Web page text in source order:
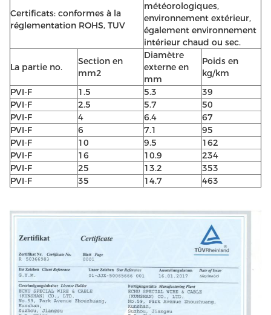
météorologiques,
environnement extérieur,
également environnement
intérieur chaud ou sec.
Certificats: conformes à la
réglementation ROHS, TUV
La partie no.
Section en
mm2
Diamètre
externe en
mm
Poids en
kg/km
PVI-F
1.5 5.3
39
PVI-F
2.5 5.7
50
PVI-F
4 6.4
67
PVI-F
6 7.1
95
PVI-F
10 9.5
162
PVI-F
16 10.9
234
PVI-F
25 13.2
353
PVI-F
35 14.7 463